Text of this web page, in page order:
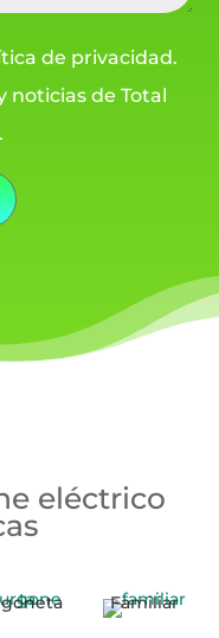
de privacidad.
noticias de Total
eléctrico
Familiar